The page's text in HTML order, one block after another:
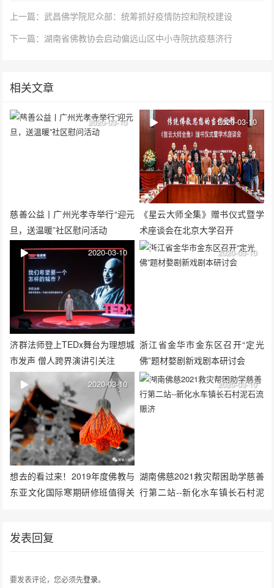
上一篇：武昌佛学院尼众部：统筹抓好疫情防控和院校建设
下一篇：湖南省佛教协会启动偏远山区中小寺院抗疫慈济行
相关文章
慈善公益丨广州光孝寺举行“迎元
旦，送温暖”社区慰问活动
2020-03-10
《星云大师全集》赠书仪式暨学
术座谈会在北京大学召开
2020-03-10
济群法师登上TEDx舞台为理想城
市发声 僧人跨界演讲引关注
2020-03-10
浙江省金华市金东区召开“定光
佛”题材婺剧新戏剧本研讨会
2020-03-10
想去的看过来！2019年度佛教与
东亚文化国际寒期研修班值得关
2020-03-10
湖南佛慈2021救灾帮困助学慈善
行第二站--新化水车镇长石村泥
2020-03-10
发表回复
要发表评论，您必须先登录。